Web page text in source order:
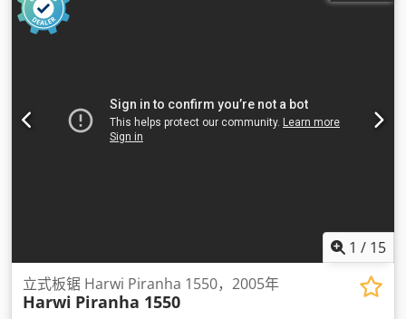
1 / 15
立式板锯 Harwi Piranha 1550，2005年
Harwi Piranha 1550